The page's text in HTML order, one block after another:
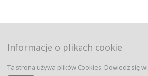
Informacje o plikach cookie
Ta strona używa plików Cookies. Dowiedz się